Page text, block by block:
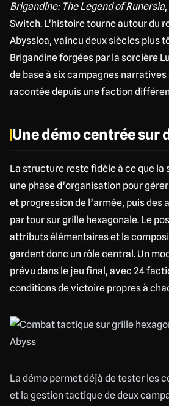
Brigandine: The Legend of Runersia
Switch. L’histoire tourne autour du
Abyssloa, vaincu deux siècles plus
Brigandine forgées par la sorcière
de base à six campagnes
racontée depuis une faction
Une démo centrée sur
La structure reste fidèle à ce que la
une phase d’organisation pour
et progression de l’armée, puis
par tour sur grille hexagonale. Le
attributs élémentaires et la
gardent donc un rôle central. Un
prévu dans le jeu final, avec 24
conditions de victoire propres à
La démo permet déjà de tester les
et la gestion tactique de deux